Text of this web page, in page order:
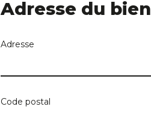
Adresse du bien
Adresse
Code postal